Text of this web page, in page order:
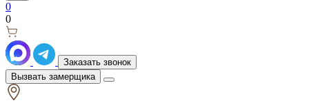
0
0
Заказать звонок
Вызвать замерщика